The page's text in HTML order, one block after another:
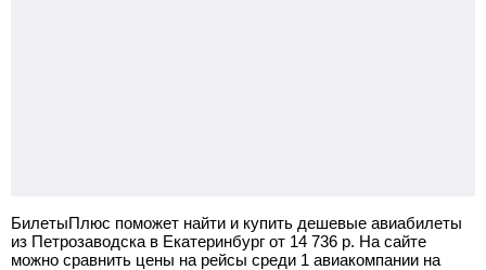
БилетыПлюс поможет найти и купить дешевые авиабилеты
из Петрозаводска в Екатеринбург от 14 736 р. На сайте
можно сравнить цены на рейсы среди 1 авиакомпании на